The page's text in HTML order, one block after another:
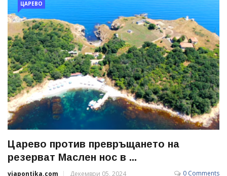
ЦАРЕВО
Царево против превръщането на
резерват Маслен нос в ...
viapontika.com Декември 05, 2024 0 Comments